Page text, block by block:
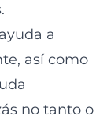
a
así como
no tanto o